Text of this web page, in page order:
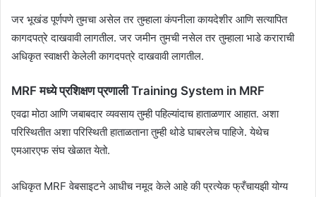
जर भूखंड पूर्णपणे तुमचा असेल तर तुम्हाला कंपनीला कायदेशीर आणि सत्यापित
कागदपत्रे दाखवावी लागतील. जर जमीन तुमची नसेल तर तुम्हाला भाडे कराराची
अधिकृत स्वाक्षरी केलेली कागदपत्रे दाखवावी लागतील.
MRF मध्ये प्रशिक्षण प्रणाली Training System in MRF
एवढा मोठा आणि जबाबदार व्यवसाय तुम्ही पहिल्यांदाच हाताळणार आहात. अशा
परिस्थितीत अशा परिस्थिती हाताळताना तुम्ही थोडे घाबरलेच पाहिजे. येथेच
एमआरएफ संघ खेळात येतो.
अधिकृत MRF वेबसाइटने आधीच नमूद केले आहे की प्रत्येक फ्रँचायझी योग्य